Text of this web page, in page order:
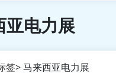
亚电力展
签> 马来西亚电力展